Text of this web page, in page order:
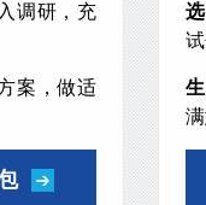
调研，充
案，做适